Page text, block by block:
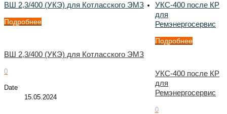
ВШ 2,3/400 (УКЭ) для Котласского ЭМЗ
Подробнее
ВШ 2,3/400 (УКЭ) для Котласского ЭМЗ
0
Date
15.05.2024
УКС-400 после КР
для
Ремэнергосервис
Подробнее
УКС-400 после КР
для
Ремэнергосервис
0